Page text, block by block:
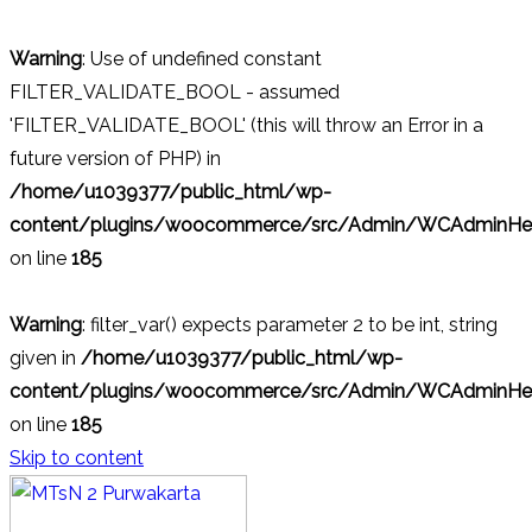
Warning: Use of undefined constant
FILTER_VALIDATE_BOOL - assumed
'FILTER_VALIDATE_BOOL' (this will throw an Error in a
future version of PHP) in
/home/u1039377/public_html/wp-
content/plugins/woocommerce/src/Admin/
on line 185
Warning: filter_var() expects parameter 2 to be int, string
given in /home/u1039377/public_html/wp-
content/plugins/woocommerce/src/Admin/
on line 185
Skip to content